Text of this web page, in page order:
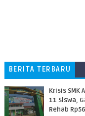
BERITA TERBARU
Krisis SMK
11 Siswa,
Rehab